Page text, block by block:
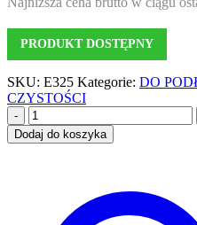
PRODUKT DOSTĘPNY
SKU: E325 Kategorie: DO
CZYSTOŚCI
-
Dodaj do koszyka